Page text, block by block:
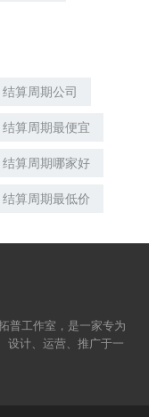
算周期公司
算周期最便宜
算周期哪家好
算周期最低价
普工作室，是一家专为
设计、运营、推广于一